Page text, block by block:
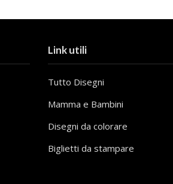
Link utili
Tutto Disegni
Mamma e Bambini
Disegni da colorare
Biglietti da stampare